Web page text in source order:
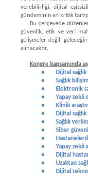
verebilirliği, dijital
gündeminin en kritik
Bu çerçevede
güvenlik, etik ve veri
gelişmeler değil,
alınacaktır.
Kongre kapsamında
•
Dijital
•
Sağlık
•
Elektronik
•
Yapay
•
Klinik
•
Dijital
•
Sağlık
•
Siber
•
•
Yapay zekâ
•
Dijital
•
Uzaktan
•
Dijital